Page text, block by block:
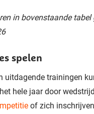
in bovenstaande
spelen
uitdagende trainingen
het hele jaardoor
of zich